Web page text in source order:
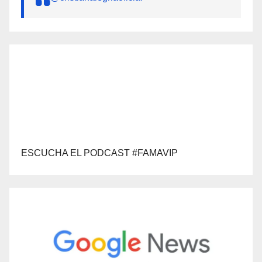
ESCUCHA EL PODCAST #FAMAVIP